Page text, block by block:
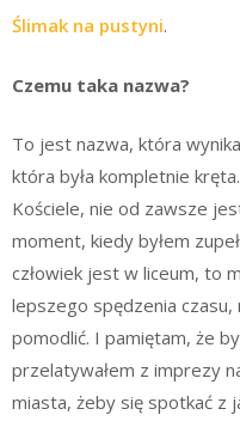
Ślimak na pustyni.
Czemu taka nazwa?
To jest nazwa, która
która była kompletnie
Kościele, nie od zawsze
moment, kiedy byłem
człowiek jest w liceum, to
lepszego spędzenia czasu,
pomodlić. I pamiętam, że
przelatywałem z imprezy
miasta, żeby się spotkać z